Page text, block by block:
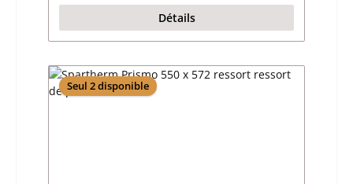
Détails
Seul 2 disponible